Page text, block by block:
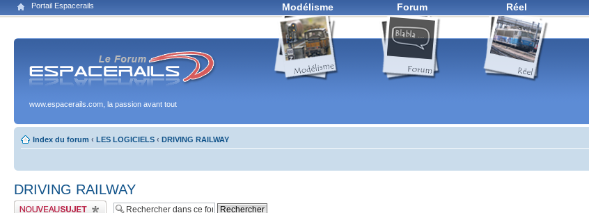
Portail Espacerails Modélisme Forum Réel
www.espacerails.com, la passion avant tout
Index du forum ‹ LES LOGICIELS ‹ DRIVING RAILWAY
DRIVING RAILWAY
Publier un nouveau sujet